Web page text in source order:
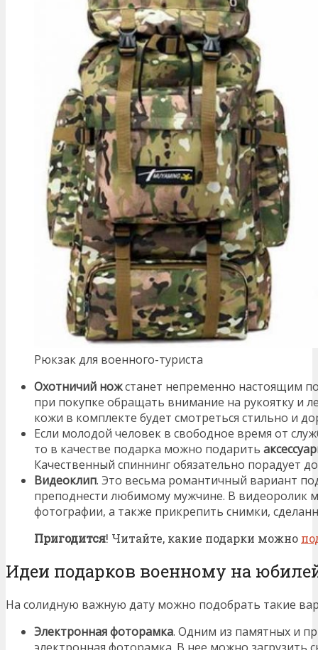
Рюкзак для военного-туриста
Охотничий ножстанет непременно настоящим
при покупке обращать внимание на рукоятку и
кожи в комплекте будет смотреться стильно и
Если молодой человек в свободное время от
то в качестве подарка можно подарить
Качественный спиннинг обязательно порадует
Видеоклип. Это весьма романтичный вариант
преподнести любимому мужчине. В видеоролик
фотографии, а также прикрепить снимки,
Пригодится! Читайте, какие подарки можно
Идеи подарков военному на
На солидную важную дату можно подобрать такие
Электронная фоторамка. Одним из памятных и